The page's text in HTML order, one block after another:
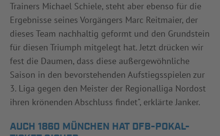
Trainers Michael Schiele, steht aber ebenso für die
Ergebnisse seines Vorgängers Marc Reitmaier, der
dieses Team nachhaltig geformt und den Grundstein
für diesen Triumph mitgelegt hat. Jetzt drücken wir
fest die Daumen, dass diese außergewöhnliche
Saison in den bevorstehenden Aufstiegsspielen zur
3. Liga gegen den Meister der Regionalliga Nordost
ihren krönenden Abschluss findet", erklärte Janker.
AUCH 1860 MÜNCHEN HAT DFB-POKAL-